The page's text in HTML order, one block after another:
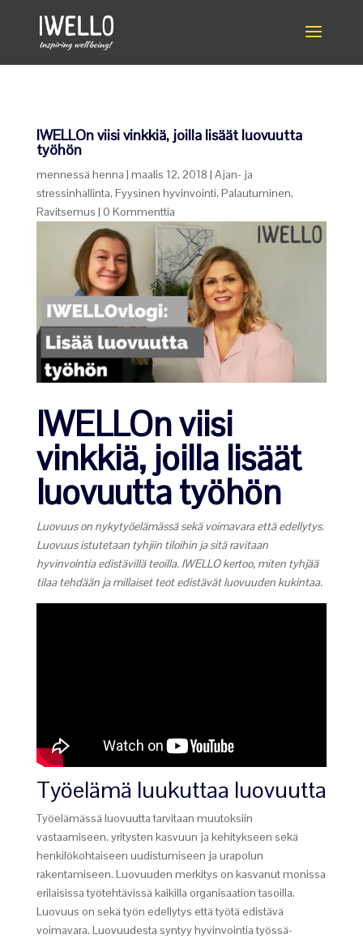
IWELLOn viisi vinkkiä, joilla lisäät luovuutta
työhön
mennessä henna | maalis 12, 2018 | Ajan- ja
stressinhallinta, Fyysinen hyvinvointi, Palautuminen,
Ravitsemus | 0 Kommenttia
IWELLOn viisi
vinkkiä, joilla lisäät
luovuutta työhön
Luovuus on nykytyöelämässä sekä voimavara että edellytys.
Luovuus istutetaan tyhjiin tiloihin ja sitä ravitaan
hyvinvointia edistävillä teoilla. IWELLO kertoo, miten tyhjää
tilaa tehdään ja millaiset teot edistävät luovuuden kukintaa.
Työelämä luukuttaa luovuutta
Työelämässä luovuutta tarvitaan muutoksiin
vastaamiseen, yritysten kasvuun ja kehitykseen sekä
henkilökohtaiseen uudistumiseen ja urapolun
rakentamiseen. Luovuuden merkitys on kasvanut monissa
erilaisissa työtehtävissä kaikilla organisaation tasoilla.
Luovuus on sekä työn edellytys että työtä edistävä
voimavara. Luovuudesta syntyy hyvinvointia työssä-